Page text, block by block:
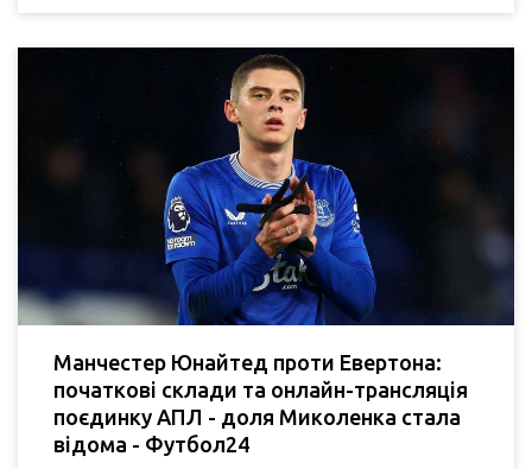
Манчестер Юнайтед проти Евертона:
початкові склади та онлайн-трансляція
поєдинку АПЛ - доля Миколенка стала
відома - Футбол24